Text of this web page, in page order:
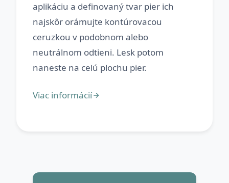
aplikáciu a definovaný tvar pier ich
najskôr orámujte kontúrovacou
ceruzkou v podobnom alebo
neutrálnom odtieni. Lesk potom